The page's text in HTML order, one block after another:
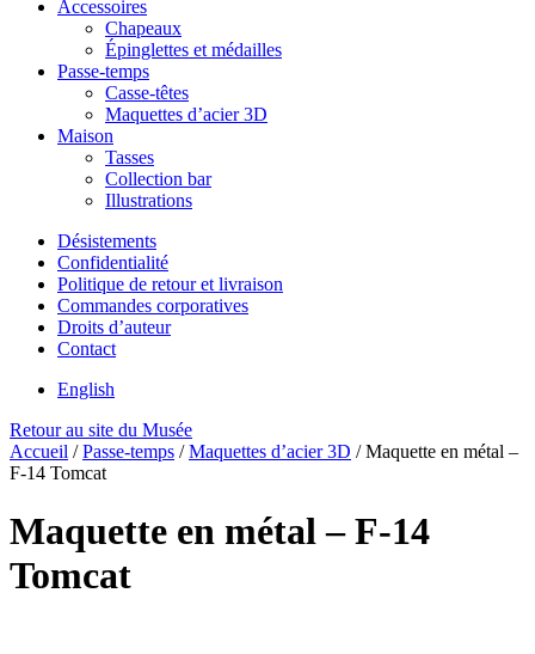
Accessoires
Chapeaux
Épinglettes et médailles
Passe-temps
Casse-têtes
Maquettes d’acier 3D
Maison
Tasses
Collection bar
Illustrations
Désistements
Confidentialité
Politique de retour et livraison
Commandes corporatives
Droits d’auteur
Contact
English
Retour au site du Musée
Accueil /Passe-temps /Maquettes d’acier 3D /Maquette en métal –
F-14 Tomcat
Maquette en métal – F-14
Tomcat